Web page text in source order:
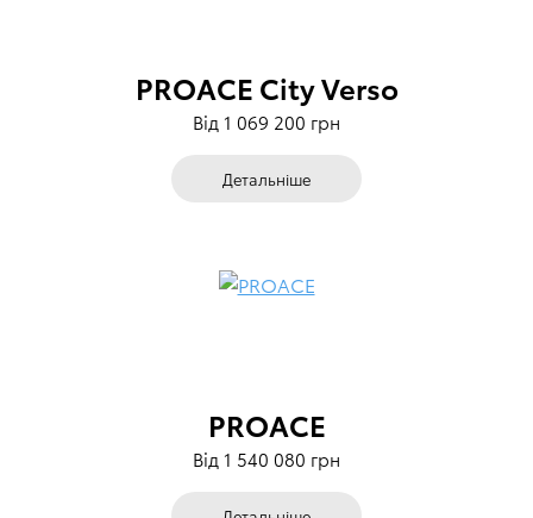
PROACE City Verso
Від 1 069 200 грн
Детальніше
PROACE
Від 1 540 080 грн